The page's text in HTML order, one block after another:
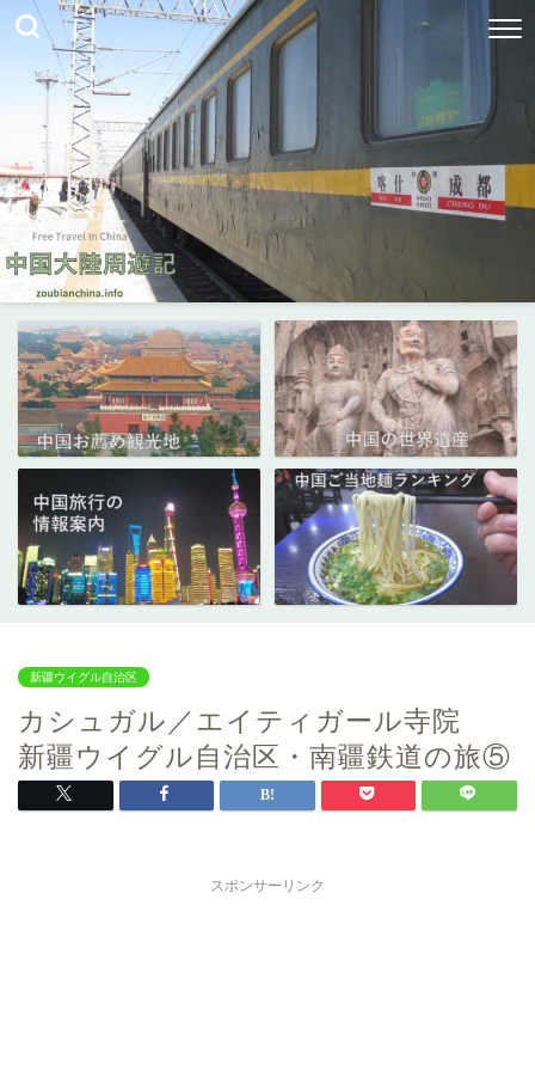
新疆ウイグル自治区
カシュガル／エイティガール寺院
新疆ウイグル自治区・南疆鉄道の旅⑤
スポンサーリンク